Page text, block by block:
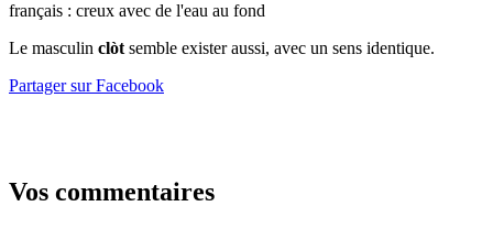
français : creux avec de l'eau au fond
Le masculin clòtsemble exister aussi, avec un sens identique.
Partager sur Facebook
Vos commentaires